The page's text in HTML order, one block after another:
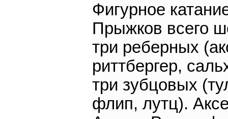
Фигурное
Прыжков всего
три реберных
риттбергер,
три зубцовых
флип, лутц).